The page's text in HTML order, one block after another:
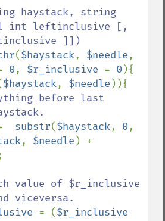
haystack, string
int leftinclusive [,
($haystack, $needle
0, $r_inclusive = 0 ){
$haystack, $needle )){
before last
substr($haystack, 0
, $needle
value of $r_inclusive
viceversa.
= (